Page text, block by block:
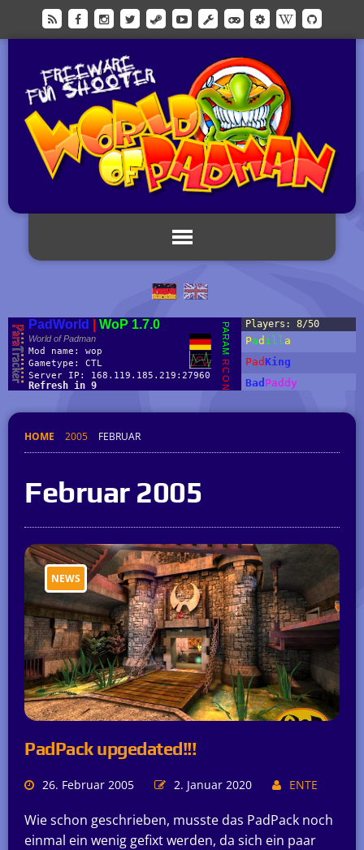
HOME 2005 FEBRUAR
Februar 2005
NEWS
PadPack upgedated!!!
26. Februar 2005 2. Januar 2020 ENTE
Wie schon geschrieben, musste das PadPack noch
einmal ein wenig gefixt werden, da sich ein paar